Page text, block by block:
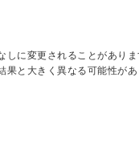
に変更されることがあり
と大きく異なる可能性が